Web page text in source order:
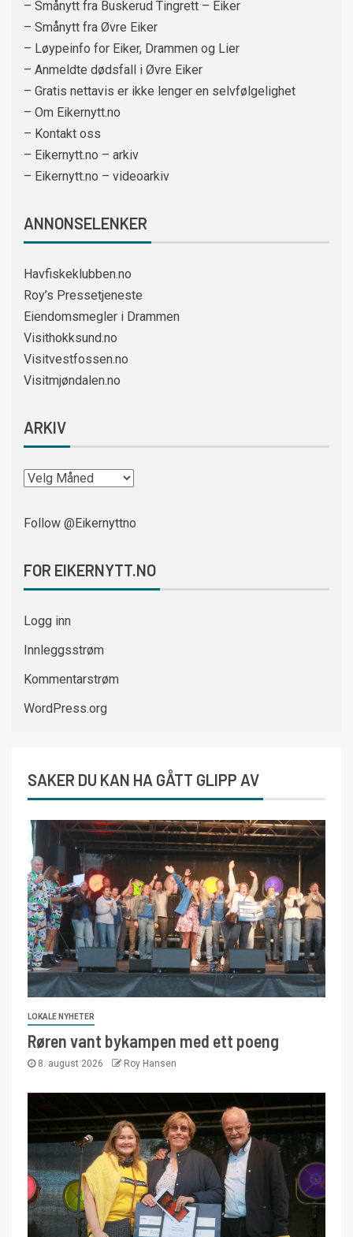
– Smånytt fra Buskerud Tingrett – Eiker
– Smånytt fra Øvre Eiker
– Løypeinfo for Eiker, Drammen og Lier
– Anmeldte dødsfall i Øvre Eiker
– Gratis nettavis er ikke lenger en selvfølgelighet
– Om Eikernytt.no
– Kontakt oss
– Eikernytt.no – arkiv
– Eikernytt.no – videoarkiv
ANNONSELENKER
Havfiskeklubben.no
Roy’s Pressetjeneste
Eiendomsmegler i Drammen
Visithokksund.no
Visitvestfossen.no
Visitmjøndalen.no
ARKIV
Follow @Eikernyttno
FOR EIKERNYTT.NO
Logg inn
Innleggsstrøm
Kommentarstrøm
WordPress.org
SAKER DU KAN HA GÅTT GLIPP AV
LOKALE NYHETER
Røren vant bykampen med ett poeng
8. august 2026 Roy Hansen